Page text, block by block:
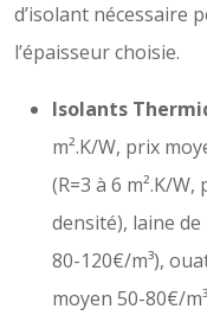
d’isolant nécessaire
l’épaisseur choisie.
Isolants
m².K/W, prix
(R=3 à 6 m².K/
densité), laine de
80-120€/m³),
moyen 50-80€/